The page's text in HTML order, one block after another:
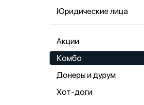
Юридические лица
Акции
Комбо
Донеры и дурум
Хот-доги